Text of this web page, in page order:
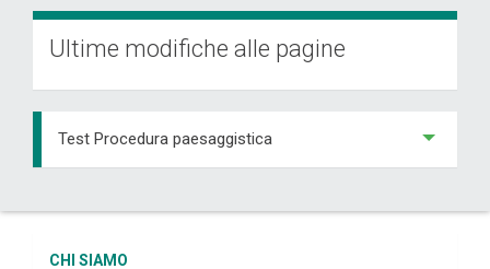
Ultime modifiche alle pagine
Test Procedura paesaggistica
CHI SIAMO